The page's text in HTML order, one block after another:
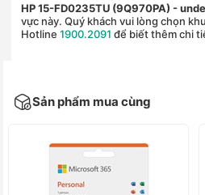
HP 15-FD0235TU (9Q970PA) -
vực này. Quý khách vui lòng chọn
Hotline 1900.2091 để biết thêm chi
Sản phẩm mua cùng